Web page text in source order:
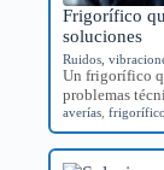
Frigorífico
soluciones
Ruidos,
Un frigorífico
problemas
averías ,frigorífico